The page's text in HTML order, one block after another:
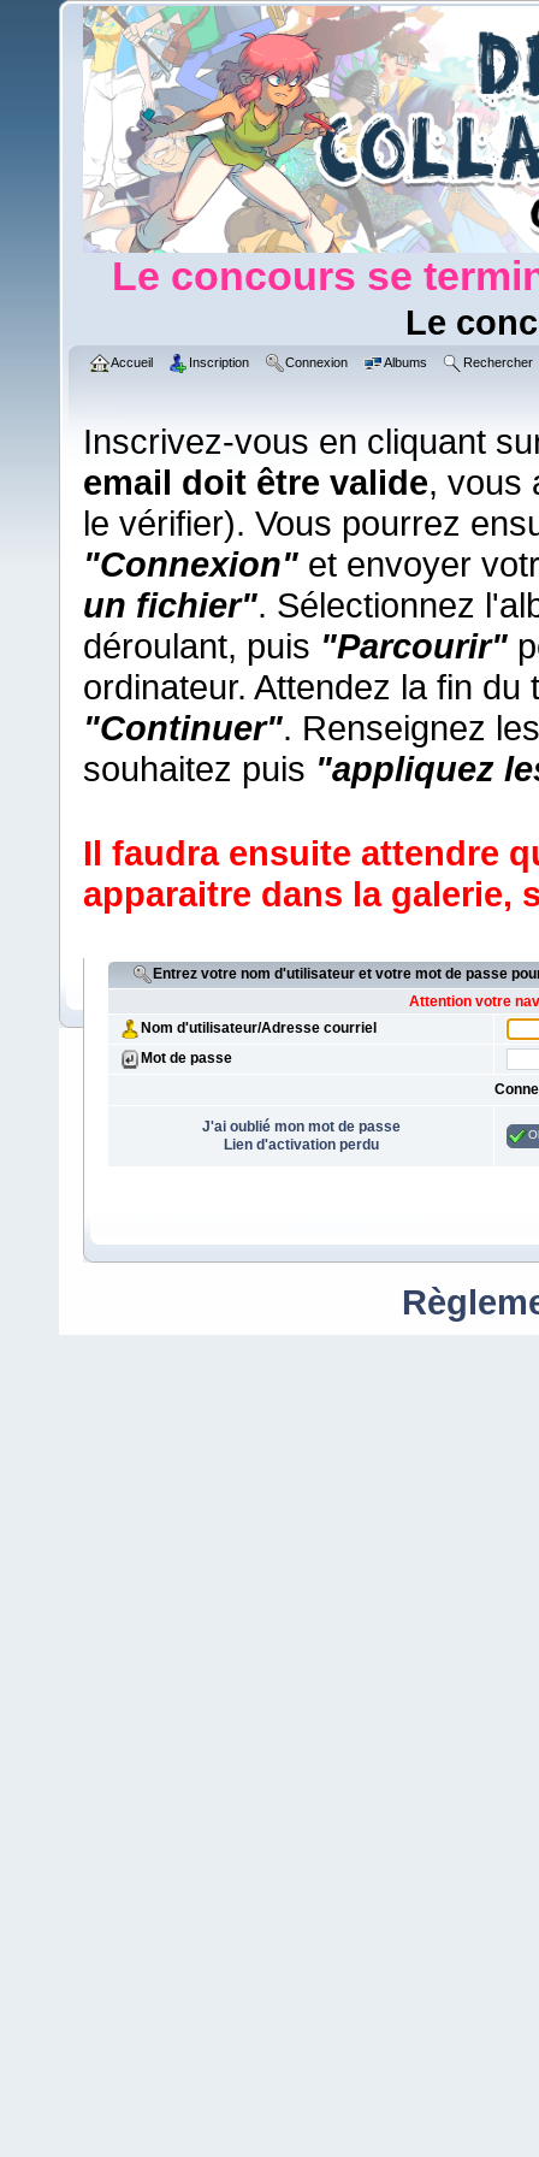
Le concours se
Le
Accueil Inscription Connexion Albums Rechercher
Inscrivez-vous en cliquant
email doit être valide, vous
le vérifier). Vous pourrez
"Connexion" et envoyer
un fichier". Sélectionnez
déroulant, puis "Parcourir"
ordinateur. Attendez la fin
"Continuer". Renseignez
souhaitez puis "appliquez
Il faudra ensuite attendre
apparaitre dans la galerie,
Entrez votre nom d'utilisateur et votre mot de passe
Attention votre
Nom d'utilisateur/Adresse courriel
Mot de passe
J'ai oublié mon mot de passe
Lien d'activation perdu